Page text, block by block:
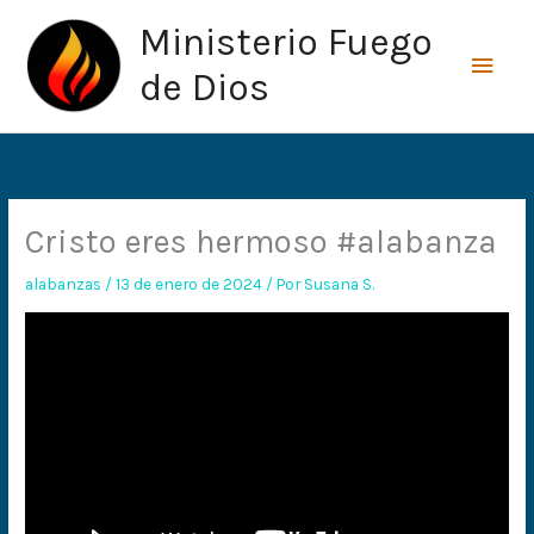
contenido
Ministerio Fuego
de Dios
Cristo eres hermoso #alabanza
alabanzas /13 de enero de 2024 / PorSusana S.